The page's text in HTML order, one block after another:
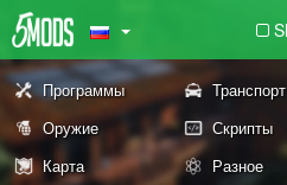
Программы Транспорт
Оружие
Скрипты
Карта
Разное